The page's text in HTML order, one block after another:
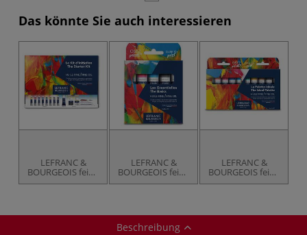
Das könnte Sie auch interessieren
LEFRANC &
BOURGEOIS feine
Ölfarbe „The
LEFRANC &
BOURGEOIS feine
Ölfarbe „The
LEFRANC &
BOURGEOIS feine
Ölfarbe „The Ideal
Beschreibung